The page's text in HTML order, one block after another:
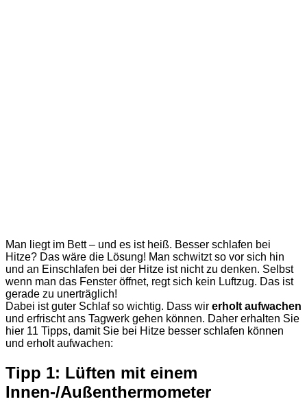
Man liegt im Bett – und es ist heiß. Besser schlafen bei
Hitze? Das wäre die Lösung! Man schwitzt so vor sich hin
und an Einschlafen bei der Hitze ist nicht zu denken. Selbst
wenn man das Fenster öffnet, regt sich kein Luftzug. Das ist
gerade zu unerträglich!
Dabei ist guter Schlaf so wichtig. Dass wir erholt aufwachen
und erfrischt ans Tagwerk gehen können. Daher erhalten Sie
hier 11 Tipps, damit Sie bei Hitze besser schlafen können
und erholt aufwachen:
Tipp 1: Lüften mit einem
Innen-/Außenthermometer